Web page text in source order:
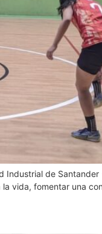
de
vida, fomentar una